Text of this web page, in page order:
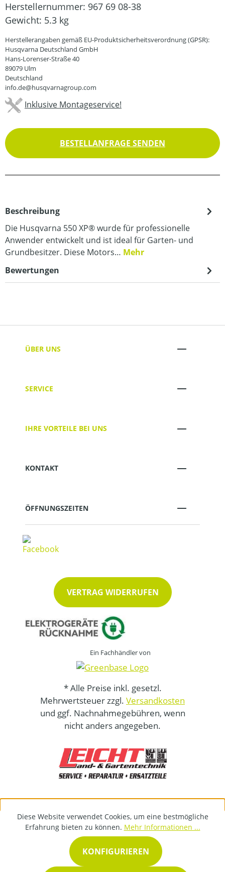
Herstellernummer: 967 69 08-38
Gewicht: 5.3 kg
Herstellerangaben gemäß EU-Produktsicherheitsverordnung (GPSR):
Husqvarna Deutschland GmbH
Hans-Lorenser-Straße 40
89079 Ulm
Deutschland
info.de@husqvarnagroup.com
Inklusive Montageservice!
BESTELLANFRAGE SENDEN
Beschreibung
Die Husqvarna 550 XP® wurde für professionelle
Anwender entwickelt und ist ideal für Garten- und
Grundbesitzer. Diese Motors… Mehr
Bewertungen
ÜBER UNS
SERVICE
IHRE VORTEILE BEI UNS
KONTAKT
ÖFFNUNGSZEITEN
VERTRAG WIDERRUFEN
Ein Fachhändler von
* Alle Preise inkl. gesetzl.
Mehrwertsteuer zzgl. Versandkosten
und ggf. Nachnahmegebühren, wenn
nicht anders angegeben.
Diese Website verwendet Cookies, um eine bestmögliche
Erfahrung bieten zu können. Mehr Informationen ...
KONFIGURIEREN